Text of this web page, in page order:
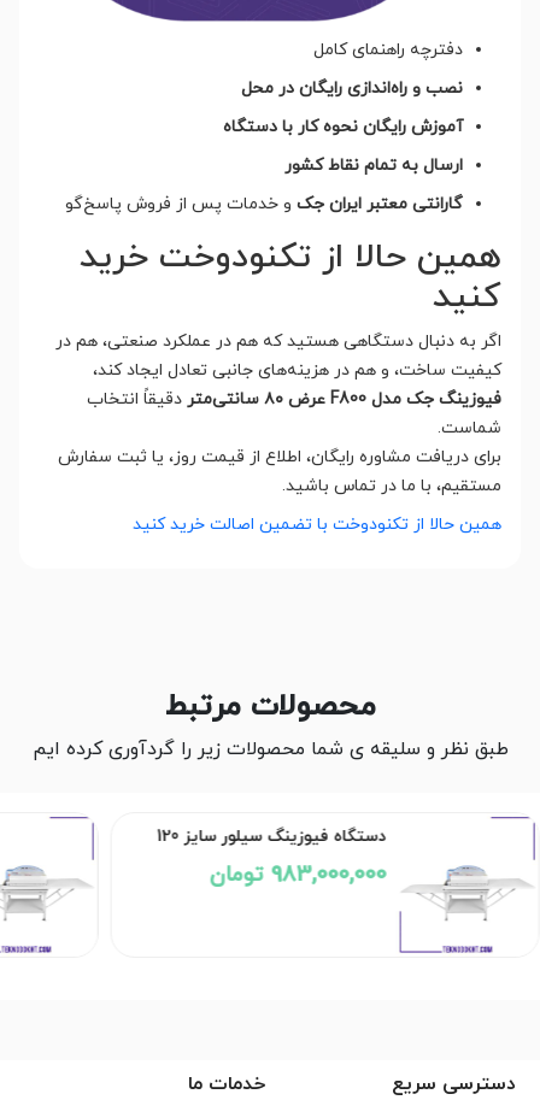
دفترچه راهنمای کامل
نصب و راه‌اندازی رایگان در محل
آموزش رایگان نحوه کار با دستگاه
ارسال به تمام نقاط کشور
گارانتی معتبر ایران جک و خدمات پس از فروش پاسخ‌گو
همین حالا از تکنودوخت خرید
کنید
اگر به دنبال دستگاهی هستید که هم در عملکرد صنعتی، هم در
کیفیت ساخت، و هم در هزینه‌های جانبی تعادل ایجاد کند،
فیوزینگ جک مدل F800 عرض ۸۰ سانتی‌متر
دقیقاً انتخاب
شماست.
برای دریافت مشاوره رایگان، اطلاع از قیمت روز، یا ثبت سفارش
مستقیم، با ما در تماس باشید.
همین حالا از تکنودوخت با تضمین اصالت خرید کنید
محصولات مرتبط
طبق نظر و سلیقه ی شما محصولات زیر را گردآوری کرده ایم
دستگاه فیوزینگ سیلور سایز 120
983,000,000 تومان
دسترسی سریع خدمات ما